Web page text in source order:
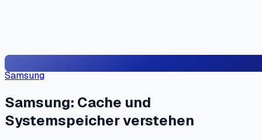
Samsung
Samsung: Cache und
Systemspeicher verstehen